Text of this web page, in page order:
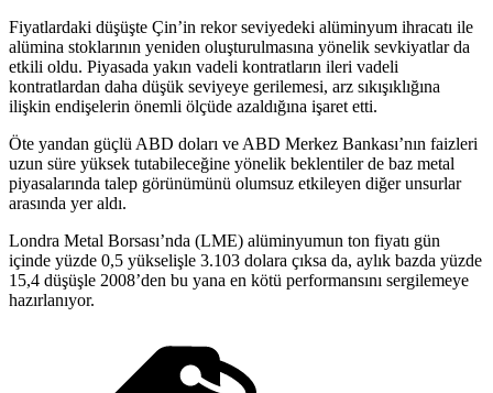
Fiyatlardaki düşüşte Çin’in rekor seviyedeki alüminyum ihracatı ile
alümina stoklarının yeniden oluşturulmasına yönelik sevkiyatlar da
etkili oldu. Piyasada yakın vadeli kontratların ileri vadeli
kontratlardan daha düşük seviyeye gerilemesi, arz sıkışıklığına
ilişkin endişelerin önemli ölçüde azaldığına işaret etti.
Öte yandan güçlü ABD doları ve ABD Merkez Bankası’nın faizleri
uzun süre yüksek tutabileceğine yönelik beklentiler de baz metal
piyasalarında talep görünümünü olumsuz etkileyen diğer unsurlar
arasında yer aldı.
Londra Metal Borsası’nda (LME) alüminyumun ton fiyatı gün
içinde yüzde 0,5 yükselişle 3.103 dolara çıksa da, aylık bazda yüzde
15,4 düşüşle 2008’den bu yana en kötü performansını sergilemeye
hazırlanıyor.